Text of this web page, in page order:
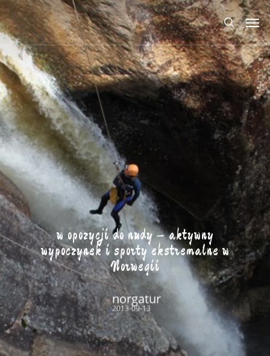
w opozycji do nudy – aktywny
wypoczynek i sporty ekstremalne w
Norwegii
norgatur
2013-09-13